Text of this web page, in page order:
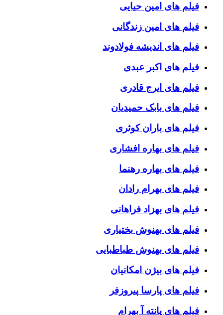
فیلم های امین حیایی
فیلم های امین زندگانی
فیلم های اندیشه فولادوند
فیلم های اکبر عبدی
فیلم های ایرج قادری
فیلم های بابک حمیدیان
فیلم های باران کوثری
فیلم های بهاره افشاری
فیلم های بهاره رهنما
فیلم های بهرام رادان
فیلم های بهزاد فراهانی
فیلم های بهنوش بختیاری
فیلم های بهنوش طباطبایی
فیلم های بیژن امکانیان
فیلم های پارسا پیروزفر
فیلم های پانته آ بهرام